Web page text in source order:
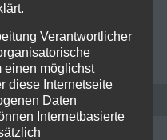
Verantwortlicher
einen möglichst
diese Internetseite
Daten
Internetbasierte